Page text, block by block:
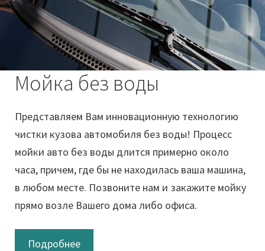
Мойка без воды
Представляем Вам инновационную технологию
чистки кузова автомобиля без воды! Процесс
мойки авто без воды длится примерно около
часа, причем, где бы не находилась ваша машина,
в любом месте. Позвоните нам и закажите мойку
прямо возле Вашего дома либо офиса.
Подробнее